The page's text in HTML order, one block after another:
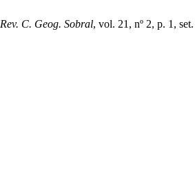
Rev. C. Geog. Sobral, vol. 21, nº 2, p. 1,